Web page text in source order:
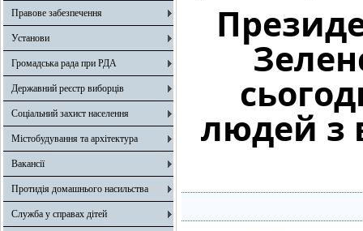
Правове забезпечення
Установи
Громадська рада при РДА
Державний реєстр виборців
Соціальний захист населення
Містобудування та архітектура
Вакансії
Протидія домашнього насильства
Служба у справах дітей
людей з